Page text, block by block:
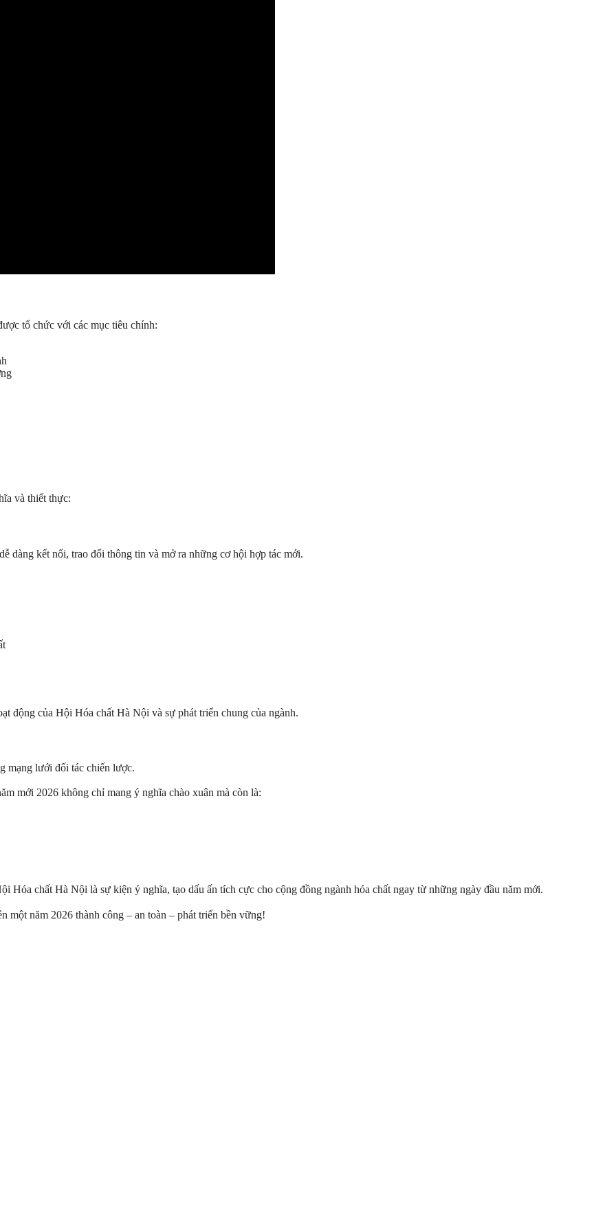
tổ chức với các mục tiêu chính:
và thiết thực:
dàng kết nối, trao đổi thông tin và mở ra những cơ hội hợp tác mới.
động của Hội Hóa chất Hà Nội và sự phát triển chung của ngành.
mạng lưới đối tác chiến lược.
mới 2026 không chỉ mang ý nghĩa chào xuân mà còn là:
Hóa chất Hà Nội là sự kiện ý nghĩa, tạo dấu ấn tích cực cho cộng đồng ngành hóa chất ngay từ những ngày đầu năm mới.
năm 2026 thành công – an toàn – phát triển bền vững!